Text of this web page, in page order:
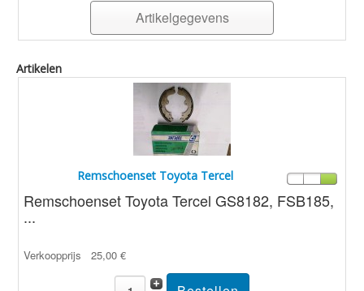
Artikelgegevens
Artikelen
Remschoenset Toyota Tercel
Remschoenset Toyota Tercel GS8182, FSB185,
...
Verkoopprijs 25,00 €